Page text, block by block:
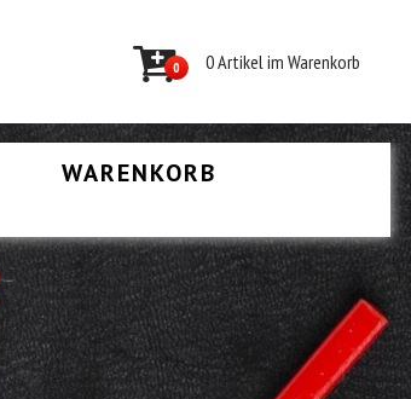
0 0 Artikel im Warenkorb
WARENKORB